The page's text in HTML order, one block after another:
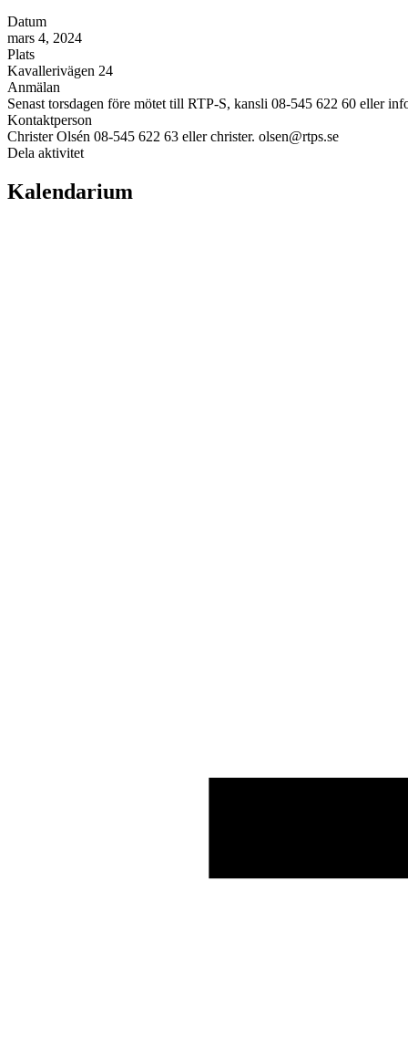
Datum
mars 4, 2024
Plats
Kavallerivägen 24
Anmälan
Senast torsdagen före mötet till RTP-S, kansli 08-545 622 60 eller
Kontaktperson
Christer Olsén 08-545 622 63 eller christer. olsen@rtps.se
Dela aktivitet
Kalendarium